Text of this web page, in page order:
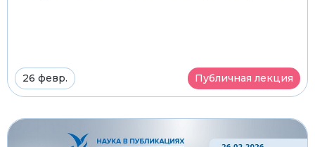
26 февр. Публичная лекция